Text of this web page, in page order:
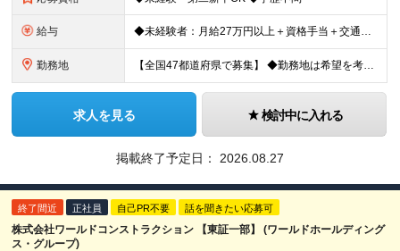
給与 ◆未経験者：月給27万円以上＋資格手当＋交通費全額支給＋時間外手当＋休日出勤手当 等 ◆経験者：月給32万円以上＋資格手当＋交通費全額支給＋時間外手当＋休日出勤手当 等 ◎あなたの給与は、これま
勤務地 【全国47都道府県で募集】 ◆勤務地は希望を考慮 ◆転勤なし ◆U・I・Jターン歓迎！ ◆基本直行直帰 ＼積極採用中／ 東北：宮城県、福島県 関東：東京都、神奈川県、埼玉県、千葉県 東海：愛知県、三
求人を見る 検討中に入れる
掲載終了予定日： 2026.08.27
終了間近 正社員 自己PR不要 話を聞きたい応募可
株式会社ワールドコンストラクション 【東証一部】 (ワールドホールディング
ス・グループ)